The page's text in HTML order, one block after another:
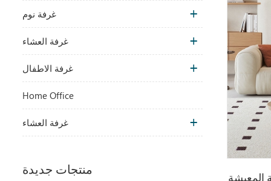
المعيشة
غرفة نوم
غرفة العشاء
غرفة الاطفال
Home Office
غرفة العشاء
منتجات جديدة